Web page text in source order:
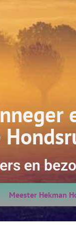
en
Meester Hekman